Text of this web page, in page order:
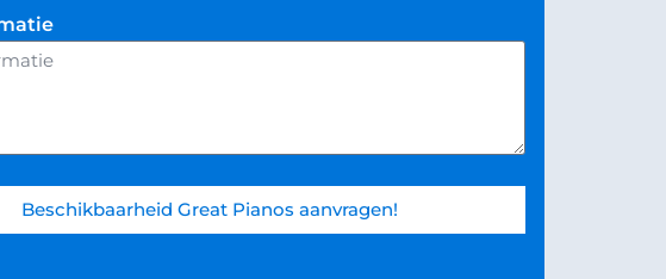
Beschikbaarheid Great Pianos aanvragen!